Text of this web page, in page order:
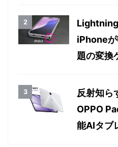
iPhone
題の変換
反射知ら
OPPO
能AIタブ